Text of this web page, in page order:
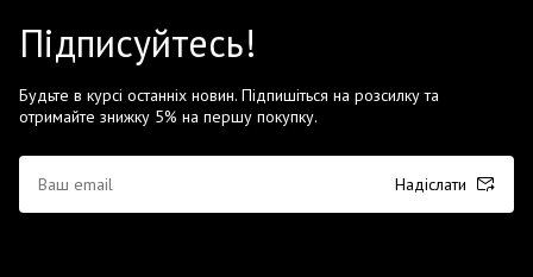
Підписуйтесь!
Будьте в курсі останніх новин. Підпишіться на розсилку та
отримайте знижку 5% на першу покупку.
Надіслати